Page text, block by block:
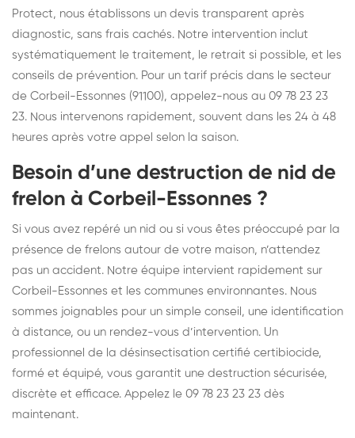
Protect, nous établissons un devis transparent après
diagnostic, sans frais cachés. Notre intervention inclut
systématiquement le traitement, le retrait si possible, et les
conseils de prévention. Pour un tarif précis dans le secteur
de Corbeil-Essonnes (91100), appelez-nous au 09 78 23 23
23. Nous intervenons rapidement, souvent dans les 24 à 48
heures après votre appel selon la saison.
Besoin d’une destruction de nid de
frelon à Corbeil-Essonnes ?
Si vous avez repéré un nid ou si vous êtes préoccupé par la
présence de frelons autour de votre maison, n’attendez
pas un accident. Notre équipe intervient rapidement sur
Corbeil-Essonnes et les communes environnantes. Nous
sommes joignables pour un simple conseil, une identification
à distance, ou un rendez-vous d’intervention. Un
professionnel de la désinsectisation certifié certibiocide,
formé et équipé, vous garantit une destruction sécurisée,
discrète et efficace. Appelez le 09 78 23 23 23 dès
maintenant.